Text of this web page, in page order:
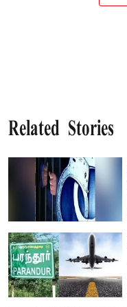
Related Stories